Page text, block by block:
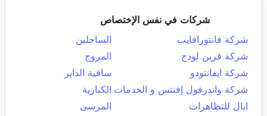
شركات في نفس الإختصاص
شركة فانتورافايب
الساحلين
شركة قرين لودج
المروج
شركة ايفانتودو
ساقية الداير
شركة واندرفول إفنتس و الخدمات الكبارية
ابال للتظاهرات
المرسى